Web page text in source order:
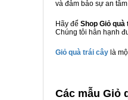
và đảm bảo sự an
Hãy để Shop Giỏ quà
Chúng tôi hân hạnh
Giỏ quà trái cây là
Các mẫu Giỏ